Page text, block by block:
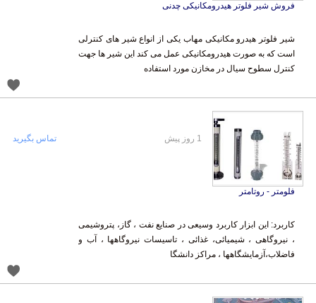
فروش شیر فلوتر هیدرومکانیکی چدنی
شیر فلوتر هیدرو مکانیکی مهاب یکی از انواع شیر های کنترلی
است که به صورت هیدرومکانیکی عمل می کند این شیر ها جهت
کنترل سطوح سیال در مخازن مورد استفاده
فلومتر - روتامتر
کاربرد: این ابزار کاربرد وسیعی در صنایع نفت ، گاز، پتروشیمی
، نیروگاهی ، شیمیائی، غذائی ، تاسیسات نیروگاهها ، آب و
فاضلاب،آزمایشگاهها ، مراکز دانشگا
1 روز پیش تماس بگیرید